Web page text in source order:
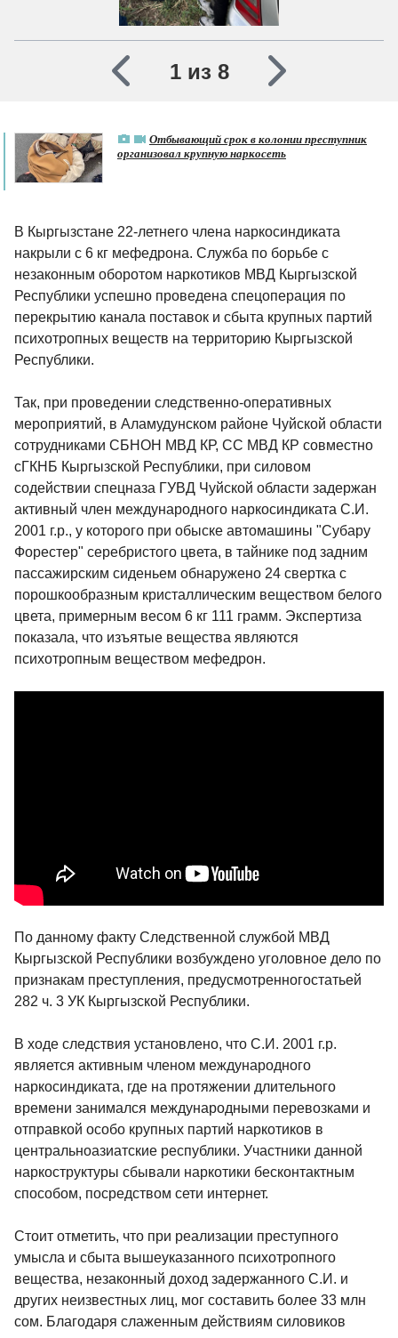
1 из 8
Отбывающий срок в колонии преступник
организовал крупную наркосеть
В Кыргызстане 22-летнего члена наркосиндиката
накрыли с 6 кг мефедрона. Служба по борьбе с
незаконным оборотом наркотиков МВД Кыргызской
Республики успешно проведена спецоперация по
перекрытию канала поставок и сбыта крупных партий
психотропных веществ на территорию Кыргызской
Республики.
Так, при проведении следственно-оперативных
мероприятий, в Аламудунском районе Чуйской области
сотрудниками СБНОН МВД КР, СС МВД КР совместно
сГКНБ Кыргызской Республики, при силовом
содействии спецназа ГУВД Чуйской области задержан
активный член международного наркосиндиката С.И.
2001 г.р., у которого при обыске автомашины "Субару
Форестер" серебристого цвета, в тайнике под задним
пассажирским сиденьем обнаружено 24 свертка с
порошкообразным кристаллическим веществом белого
цвета, примерным весом 6 кг 111 грамм. Экспертиза
показала, что изъятые вещества являются
психотропным веществом мефедрон.
По данному факту Следственной службой МВД
Кыргызской Республики возбуждено уголовное дело по
признакам преступления, предусмотренногостатьей
282 ч. 3 УК Кыргызской Республики.
В ходе следствия установлено, что С.И. 2001 г.р.
является активным членом международного
наркосиндиката, где на протяжении длительного
времени занимался международными перевозками и
отправкой особо крупных партий наркотиков в
центральноазиатские республики. Участники данной
наркоструктуры сбывали наркотики бесконтактным
способом, посредством сети интернет.
Стоит отметить, что при реализации преступного
умысла и сбыта вышеуказанного психотропного
вещества, незаконный доход задержанного С.И. и
других неизвестных лиц, мог составить более 33 млн
сом. Благодаря слаженным действиям силовиков